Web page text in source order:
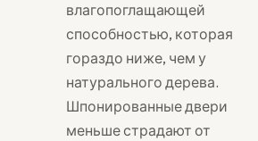
влагопоглащающей
способностью, которая
гораздо ниже, чем у
натурального дерева.
Шпонированные двери
меньше страдают от